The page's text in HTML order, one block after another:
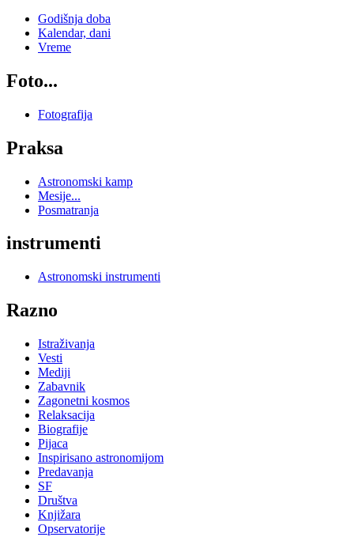
Godišnja doba
Kalendar, dani
Vreme
Foto...
Fotografija
Praksa
Astronomski kamp
Mesije...
Posmatranja
instrumenti
Astronomski instrumenti
Razno
Istraživanja
Vesti
Mediji
Zabavnik
Zagonetni kosmos
Relaksacija
Biografije
Pijaca
Inspirisano astronomijom
Predavanja
SF
Društva
Knjižara
Opservatorije